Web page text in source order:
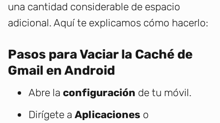
una cantidad considerable de espacio
adicional. Aquí te explicamos cómo hacerlo:
Pasos para Vaciar la Caché de
Gmail en Android
Abre la configuración de tu móvil.
Dirígete a Aplicaciones o